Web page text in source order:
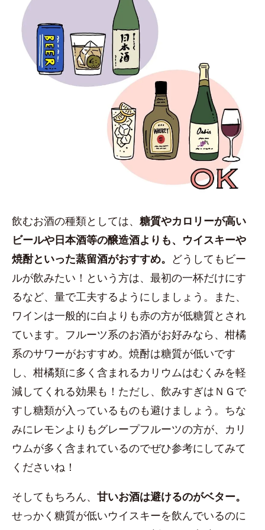
飲むお酒の種類としては、 糖質やカロリーが高い
ビールや日本酒等の醸造酒よりも、ウイスキーや
焼酎といった蒸留酒がおすすめ。 どうしてもビー
ルが飲みたい！という方は、最初の一杯だけにす
るなど、量で工夫するようにしましょう。また、
ワインは一般的に白よりも赤の方が低糖質とされ
ています。フルーツ系のお酒がお好みなら、柑橘
系のサワーがおすすめ。焼酎は糖質が低いです
し、柑橘類に多く含まれるカリウムはむくみを軽
減してくれる効果も！ただし、飲みすぎはＮＧで
すし糖類が入っているものも避けましょう。ちな
みにレモンよりもグレープフルーツの方が、カリ
ウムが多く含まれているのでぜひ参考にしてみて
くださいね！
そしてもちろん、 甘いお酒は避けるのがベター。
せっかく糖質が低いウイスキーを飲んでいるのに